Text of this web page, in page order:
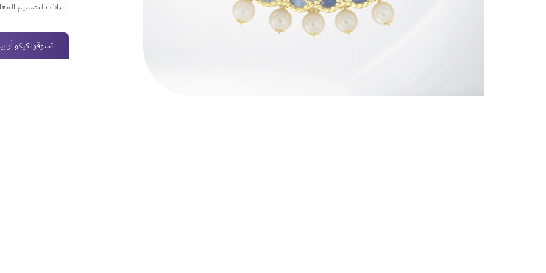
التراث بالتصميم
تسوقوا كيكو